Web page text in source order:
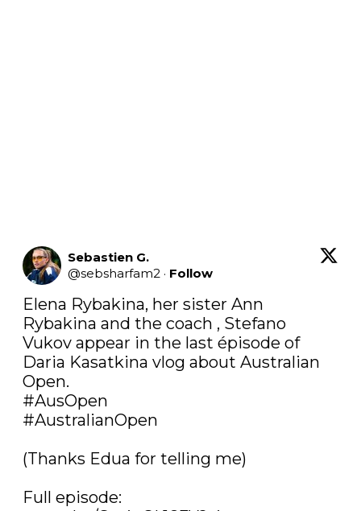
Sebastien G.
@sebsharfam2 · Follow
Elena Rybakina, her sister Ann
Rybakina and the coach , Stefano
Vukov appear in the last épisode of
Daria Kasatkina vlog about Australian
#AusOpen
#AustralianOpen
(Thanks Edua for telling me)